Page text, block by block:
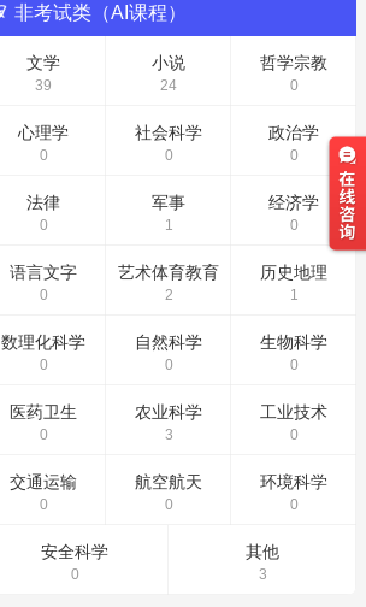
非考试类（AI课程）
文学
39
小说
24
哲学宗教
0
心理学
0
社会科学
0
政治学
0
法律
0
军事
1
经济学
0
语言文字
0
艺术体育教育
2
历史地理
1
数理化科学
0
自然科学
0
生物科学
0
医药卫生
0
农业科学
3
工业技术
0
交通运输
0
航空航天
0
环境科学
0
安全科学
0
其他
3